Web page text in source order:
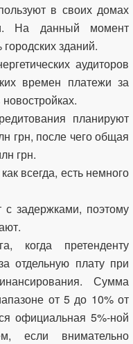
в своих домах
На данный момент
зданий.
аудиторов
времен платежи за
планируют
грн, после чего общая
грн.
всегда, есть немного
задержками, поэтому
когда претенденту
отдельную плату при
Сумма
от 5 до 10% от
официальная 5%-ной
если внимательно